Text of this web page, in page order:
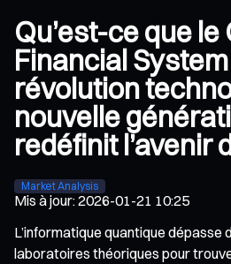
Qu’est-ce que
Financial
révolution
nouvelle
redéfinit l’avenir
Market Analysis
Mis à jour:2026-01-21 10:25
L’informatique quantique dépasse
laboratoires théoriques pour